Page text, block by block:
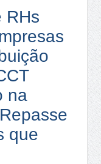
RHs
na
que